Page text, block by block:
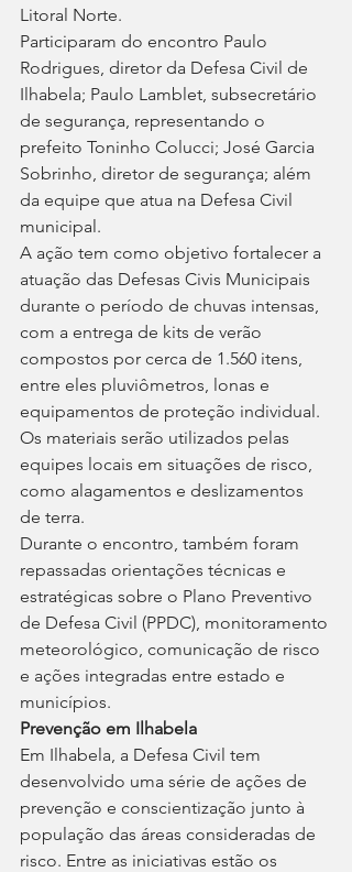
Litoral Norte.
Participaram do encontro Paulo
Rodrigues, diretor da Defesa Civil de
Ilhabela; Paulo Lamblet, subsecretário
de segurança, representando o
prefeito Toninho Colucci; José Garcia
Sobrinho, diretor de segurança; além
da equipe que atua na Defesa Civil
municipal.
A ação tem como objetivo fortalecer a
atuação das Defesas Civis Municipais
durante o período de chuvas intensas,
com a entrega de kits de verão
compostos por cerca de 1.560 itens,
entre eles pluviômetros, lonas e
equipamentos de proteção individual.
Os materiais serão utilizados pelas
equipes locais em situações de risco,
como alagamentos e deslizamentos
de terra.
Durante o encontro, também foram
repassadas orientações técnicas e
estratégicas sobre o Plano Preventivo
de Defesa Civil (PPDC), monitoramento
meteorológico, comunicação de risco
e ações integradas entre estado e
municípios.
Prevenção em Ilhabela
Em Ilhabela, a Defesa Civil tem
desenvolvido uma série de ações de
prevenção e conscientização junto à
população das áreas consideradas de
risco. Entre as iniciativas estão os